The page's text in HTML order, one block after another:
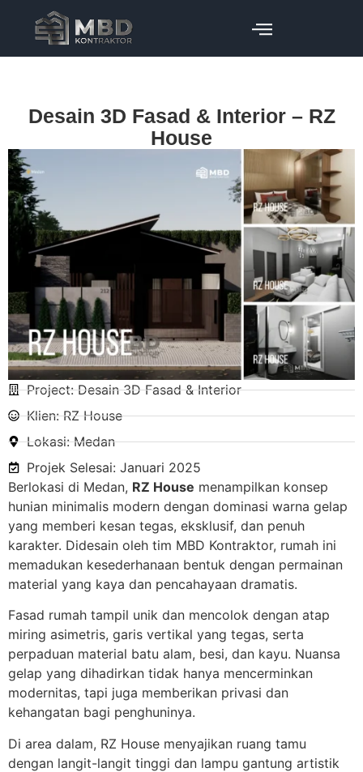
Desain 3D Fasad & Interior – RZ
House
Project: Desain 3D Fasad & Interior
Klien: RZ House
Lokasi: Medan
Projek Selesai: Januari 2025
Berlokasi di Medan, RZ House menampilkan konsep
hunian minimalis modern dengan dominasi warna gelap
yang memberi kesan tegas, eksklusif, dan penuh
karakter. Didesain oleh tim MBD Kontraktor, rumah ini
memadukan kesederhanaan bentuk dengan permainan
material yang kaya dan pencahayaan dramatis.
Fasad rumah tampil unik dan mencolok dengan atap
miring asimetris, garis vertikal yang tegas, serta
perpaduan material batu alam, besi, dan kayu. Nuansa
gelap yang dihadirkan tidak hanya mencerminkan
modernitas, tapi juga memberikan privasi dan
kehangatan bagi penghuninya.
Di area dalam, RZ House menyajikan ruang tamu
dengan langit-langit tinggi dan lampu gantung artistik